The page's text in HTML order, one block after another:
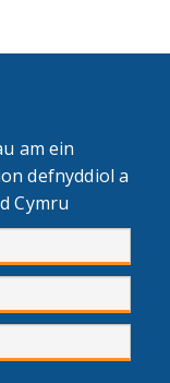
am ein
defnyddiol a
Cymru